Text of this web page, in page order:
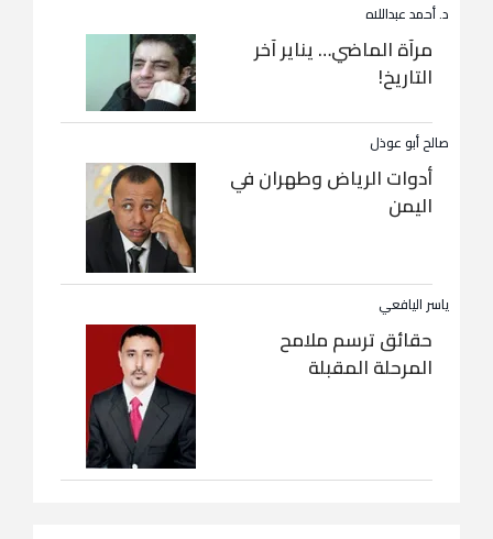
د. أحمد عبداللاه
مرآة الماضي… يناير آخر
التاريخ!
صالح أبو عوذل
أدوات الرياض وطهران في
اليمن
ياسر اليافعي
حقائق ترسم ملامح
المرحلة المقبلة